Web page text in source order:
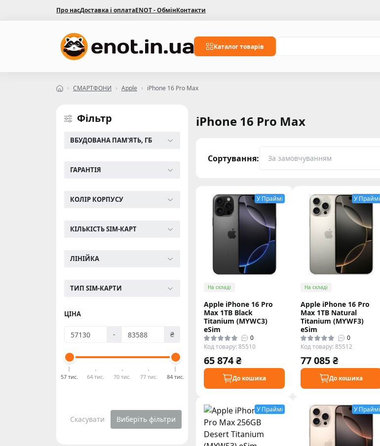
Про насДоставка і оплатаENOT - ОбмінКонтакти
Каталог товарів
СМАРТФОНИ Apple iPhone 16 Pro Max
Фільтр
ВБУДОВАНА ПАМ'ЯТЬ, ГБ
ГАРАНТІЯ
КОЛІР КОРПУСУ
КІЛЬКІСТЬ SIM-КАРТ
ЛІНІЙКА
ТИП SIM-КАРТИ
ЦІНА
- ₴
57 тис. 64 тис. 70 тис. 77 тис. 84 тис.
Скасувати Виберіть фільтри
iPhone 16 Pro Max
Сортування:
У Праймі
На складі
Apple iPhone 16 Pro
Max 1TB Black
Titanium (MYWC3)
eSim
0
Код товару: 85510
65 874 ₴
До кошика
У Праймі
На складі
Apple iPhone 16 Pro
Max 1TB Natural
Titanium (MYWF3)
eSim
0
Код товару: 85512
77 085 ₴
До кошика
У Праймі У Праймі